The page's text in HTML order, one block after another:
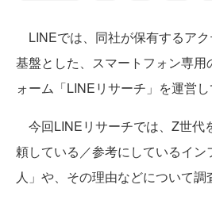
LINEでは、同社が保有するア
基盤とした、スマートフォン専用
ォーム「LINEリサーチ」を運営し
今回LINEリサーチでは、Z世代
頼している／参考にしているイン
人」や、その理由などについて調